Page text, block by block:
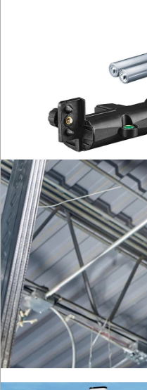
NARZĘDZIA
OSPRZĘT
HYDRAULICZNE
NARZĘDZIA
INSTALACYJNE,
PALNIKI
PNEUMATYCZNE
AKCESORIA
KOMPRESORY
NARZĘDZIA
SPAWALNICTWO